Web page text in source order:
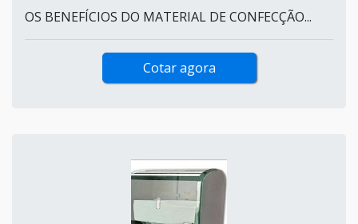
OS BENEFÍCIOS DO MATERIAL DE CONFECÇÃO...
Cotar agora